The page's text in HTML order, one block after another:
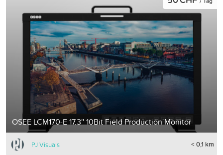
OSEE LCM170-E 17.3'' 10Bit Field Production Monitor
PJ Visuals < 0,1 km